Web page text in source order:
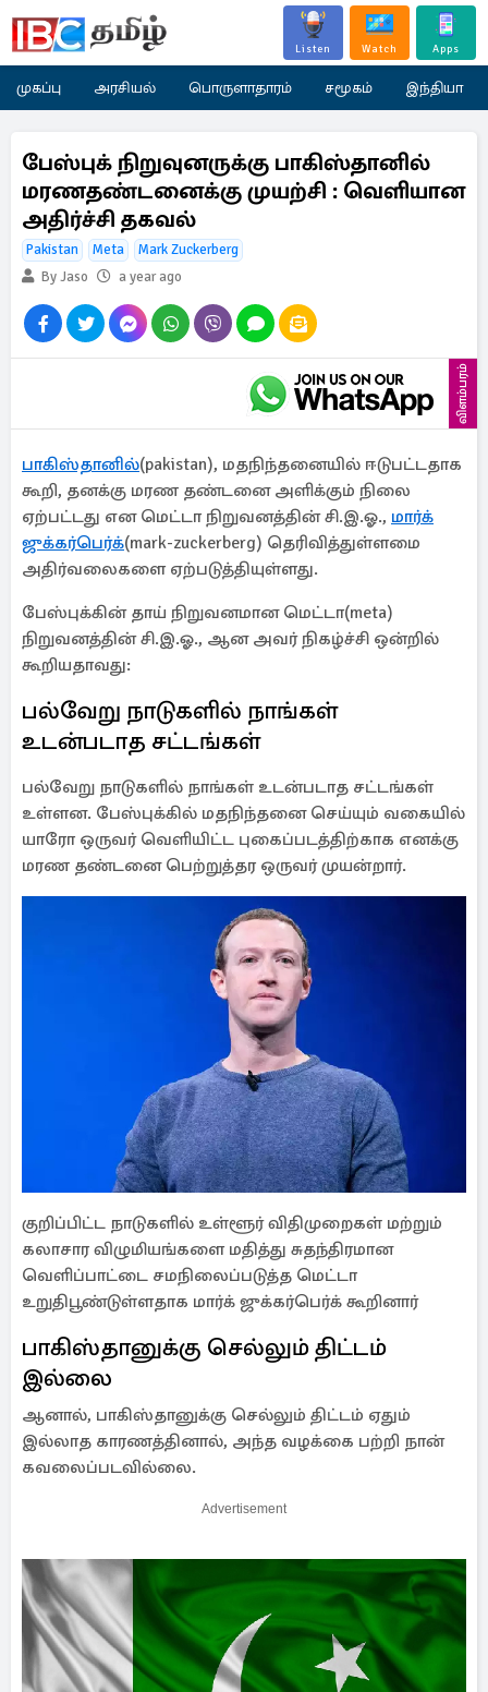
Listen Watch Apps
முகப்பு அரசியல் பொருளாதாரம் சமூகம் இந்தியா
பேஸ்புக் நிறுவுனருக்கு பாகிஸ்தானில்
மரணதண்டனைக்கு முயற்சி : வெளியான
அதிர்ச்சி தகவல்
Pakistan Meta
Mark Zuckerberg
By Jaso
a year ago
விளம்பரம்
பாகிஸ்தானில்(pakistan), மதநிந்தனையில் ஈடுபட்டதாக
கூறி, தனக்கு மரண தண்டனை அளிக்கும் நிலை
ஏற்பட்டது என மெட்டா நிறுவனத்தின் சி.இ.ஓ., மார்க்
ஜுக்கர்பெர்க்(mark-zuckerberg) தெரிவித்துள்ளமை
அதிர்வலைகளை ஏற்படுத்தியுள்ளது.
பேஸ்புக்கின் தாய் நிறுவனமான மெட்டா(meta)
நிறுவனத்தின் சி.இ.ஓ., ஆன அவர் நிகழ்ச்சி ஒன்றில்
கூறியதாவது:
பல்வேறு நாடுகளில் நாங்கள்
உடன்படாத சட்டங்கள்
பல்வேறு நாடுகளில் நாங்கள் உடன்படாத சட்டங்கள்
உள்ளன. பேஸ்புக்கில் மதநிந்தனை செய்யும் வகையில்
யாரோ ஒருவர் வெளியிட்ட புகைப்படத்திற்காக எனக்கு
மரண தண்டனை பெற்றுத்தர ஒருவர் முயன்றார்.
குறிப்பிட்ட நாடுகளில் உள்ளூர் விதிமுறைகள் மற்றும்
கலாசார விழுமியங்களை மதித்து சுதந்திரமான
வெளிப்பாட்டை சமநிலைப்படுத்த மெட்டா
உறுதிபூண்டுள்ளதாக மார்க் ஜுக்கர்பெர்க் கூறினார்
பாகிஸ்தானுக்கு செல்லும் திட்டம்
இல்லை
ஆனால், பாகிஸ்தானுக்கு செல்லும் திட்டம் ஏதும்
இல்லாத காரணத்தினால், அந்த வழக்கை பற்றி நான்
கவலைப்படவில்லை.
Advertisement